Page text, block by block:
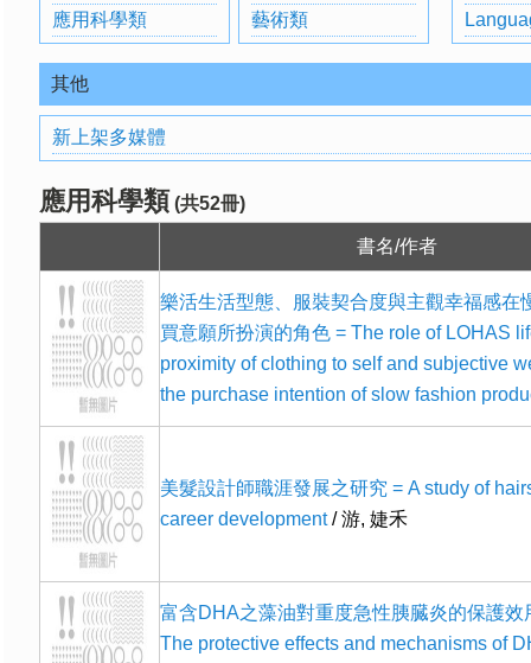
應用科學類
藝術類
其他
新上架多媒體
應用科學類 (共52冊)
書名/作者
樂活生活型態、服裝契合度與主觀幸福感在
買意願所扮演的角色 = The role of LOHAS
proximity of clothing to self and subjective
the purchase intention of slow fashion
美髮設計師職涯發展之研究 = A study of
career development/ 游, 婕禾
富含DHA之藻油對重度急性胰臓炎的保護效
The protective effects and mechanisms of